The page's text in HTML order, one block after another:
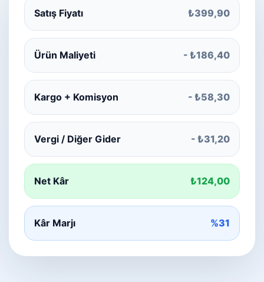
Satış Fiyatı ₺399,90
Ürün Maliyeti - ₺186,40
Kargo + Komisyon - ₺58,30
Vergi / Diğer Gider - ₺31,20
Net Kâr ₺124,00
Kâr Marjı %31